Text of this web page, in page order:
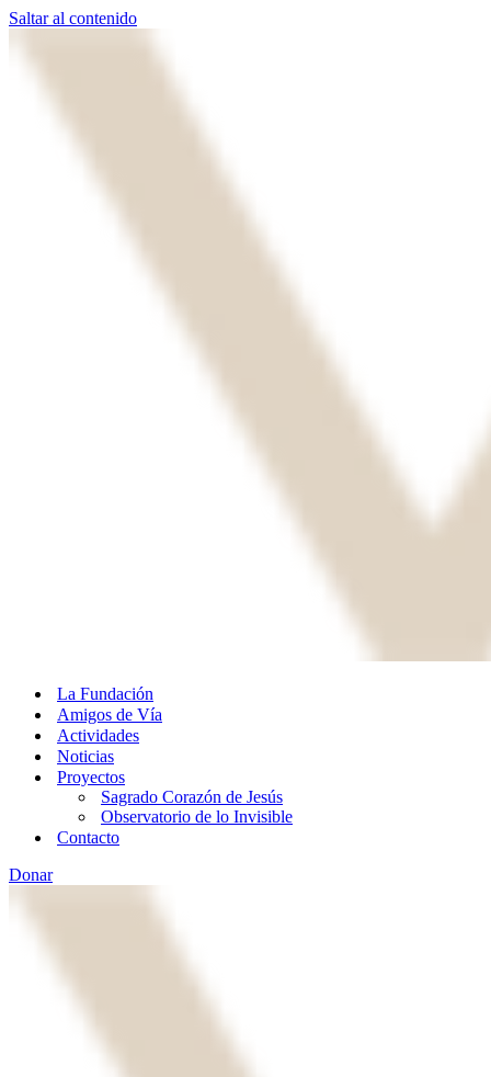
Saltar al contenido
La Fundación
Amigos de Vía
Actividades
Noticias
Proyectos
Sagrado Corazón de Jesús
Observatorio de lo Invisible
Contacto
Donar